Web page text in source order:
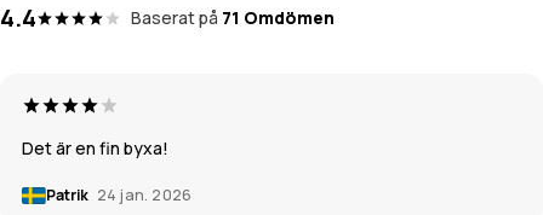
4.4 Baserat på 71 Omdömen
Det är en fin byxa!
Patrik 24 jan. 2026